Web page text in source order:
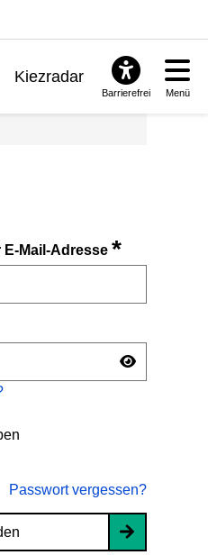
Kiezradar
Barrierefrei Menü
E-Mail-Adresse*
Passwort vergessen?